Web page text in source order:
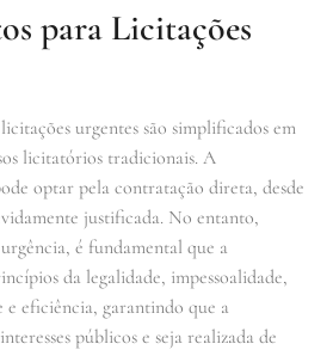
para Licitações
urgentes são simplificados em
licitatórios tradicionais. A
optar pela contratação direta, desde
justificada. No entanto,
é fundamental que a
da legalidade, impessoalidade,
eficiência, garantindo que a
públicos e seja realizada de